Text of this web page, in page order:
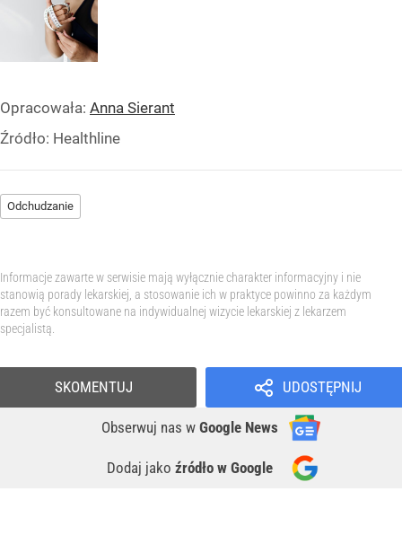
Opracowała: Anna Sierant
Źródło: Healthline
Odchudzanie
Informacje zawarte w serwisie mają wyłącznie charakter informacyjny i nie
stanowią porady lekarskiej, a stosowanie ich w praktyce powinno za każdym
razem być konsultowane na indywidualnej wizycie lekarskiej z lekarzem
specjalistą.
UDOSTĘPNIJ
Obserwuj nas w Google News
Dodaj jako źródło w Google
SKOMENTUJ